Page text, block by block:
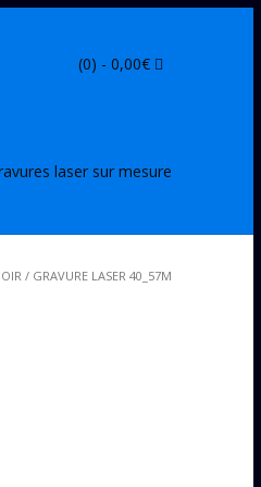
(0) - 0,00€
laser sur mesure
/ GRAVURE LASER 40_57M